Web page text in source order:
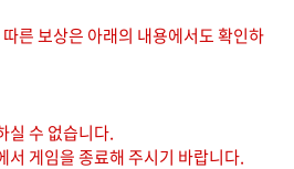
른 보상은 아래의 내용에서도 확인하
실 수 없습니다.
서 게임을 종료해 주시기 바랍니다.